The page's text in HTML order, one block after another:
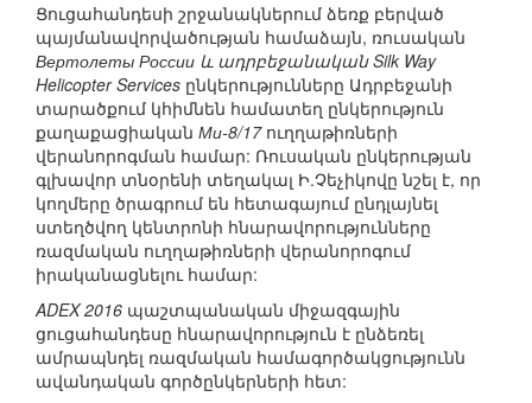
Ցուցահանդեսի շրջանակներում ձեռք բերված
պայմանավորվածության համաձայն, ռուսական
Вертолеты России և ադրբեջանական Silk Way
Helicopter Services ընկերությունները Ադրբեջանի
տարածքում կհիմնեն համատեղ ընկերություն
քաղաքացիական Ми-8/17ուղղաթիռների
վերանորոգման համար: Ռուսական ընկերության
գլխավոր տնօրենի տեղակալ Ի.Չեչիկովը նշել է, որ
կողմերը ծրագրում են հետագայում ընդլայնել
ստեղծվող կենտրոնի հնարավորությունները
ռազմական ուղղաթիռների վերանորոգում
իրականացնելու համար:
ADEX 2016 պաշտպանական միջազգային
ցուցահանդեսը հնարավորություն է ընձեռել
ամրապնդել ռազմական համագործակցությունն
ավանդական գործընկերների հետ: